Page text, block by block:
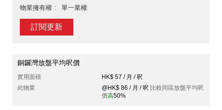
物業擁有權
單一業權
訂閱更新
銅鑼灣放盤平均呎價
實用面積
HK$ 57 / 月 / 呎
此物業
@HK$ 86 / 月 / 呎 比較同區放盤平均呎
價高50%